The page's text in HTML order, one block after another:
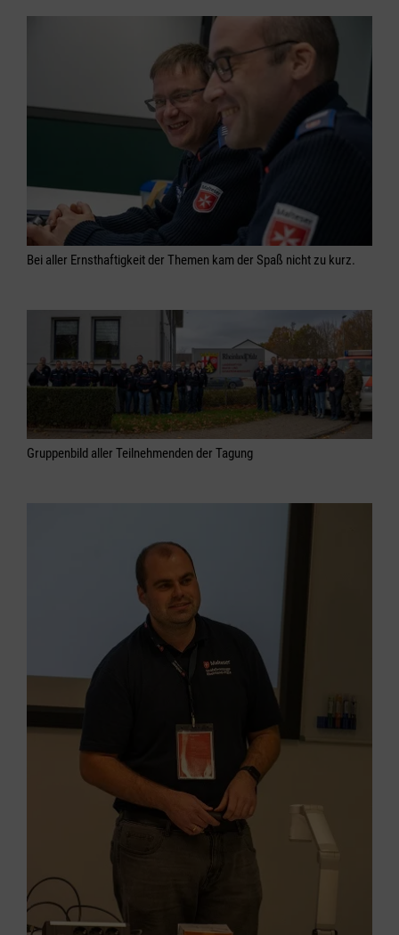
Bei aller Ernsthaftigkeit der Themen kam der Spaß nicht zu kurz.
Gruppenbild aller Teilnehmenden der Tagung